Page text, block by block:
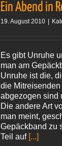
Ein Abend in
19. August 2010
Es gibt Unruhe
man am
Unruhe ist die,
die
abgezogen sind
Die andere Art
man meint,
Gepäckband zu
Teil auf [...]